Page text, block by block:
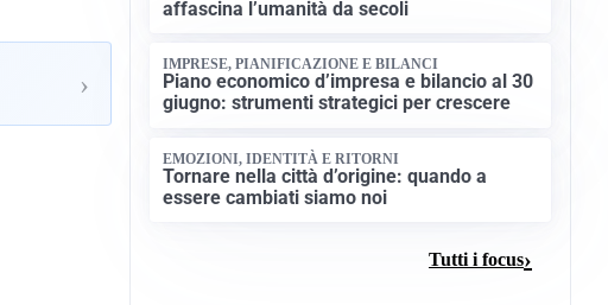
›
affascina l’umanità da secoli
IMPRESE, PIANIFICAZIONE E BILANCI
Piano economico d’impresa e bilancio al 30
giugno: strumenti strategici per crescere
EMOZIONI, IDENTITÀ E RITORNI
Tornare nella città d’origine: quando a
essere cambiati siamo noi
Tutti i focus